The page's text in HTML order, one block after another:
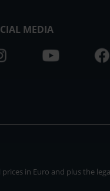
MEDIA
in Euro and plus the